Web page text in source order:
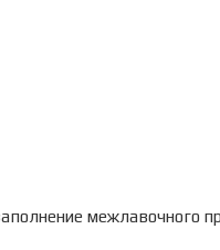
межлавочного